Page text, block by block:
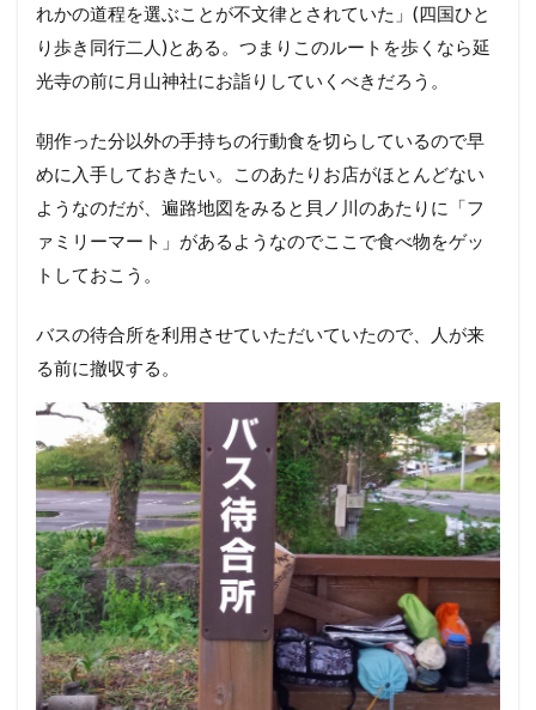
れかの道程を選ぶことが不文律とされていた」(四国ひと
り歩き同行二人)とある。つまりこのルートを歩くなら延
光寺の前に月山神社にお詣りしていくべきだろう。
朝作った分以外の手持ちの行動食を切らしているので早
めに入手しておきたい。このあたりお店がほとんどない
ようなのだが、遍路地図をみると貝ノ川のあたりに「フ
ァミリーマート」があるようなのでここで食べ物をゲッ
トしておこう。
バスの待合所を利用させていただいていたので、人が来
る前に撤収する。